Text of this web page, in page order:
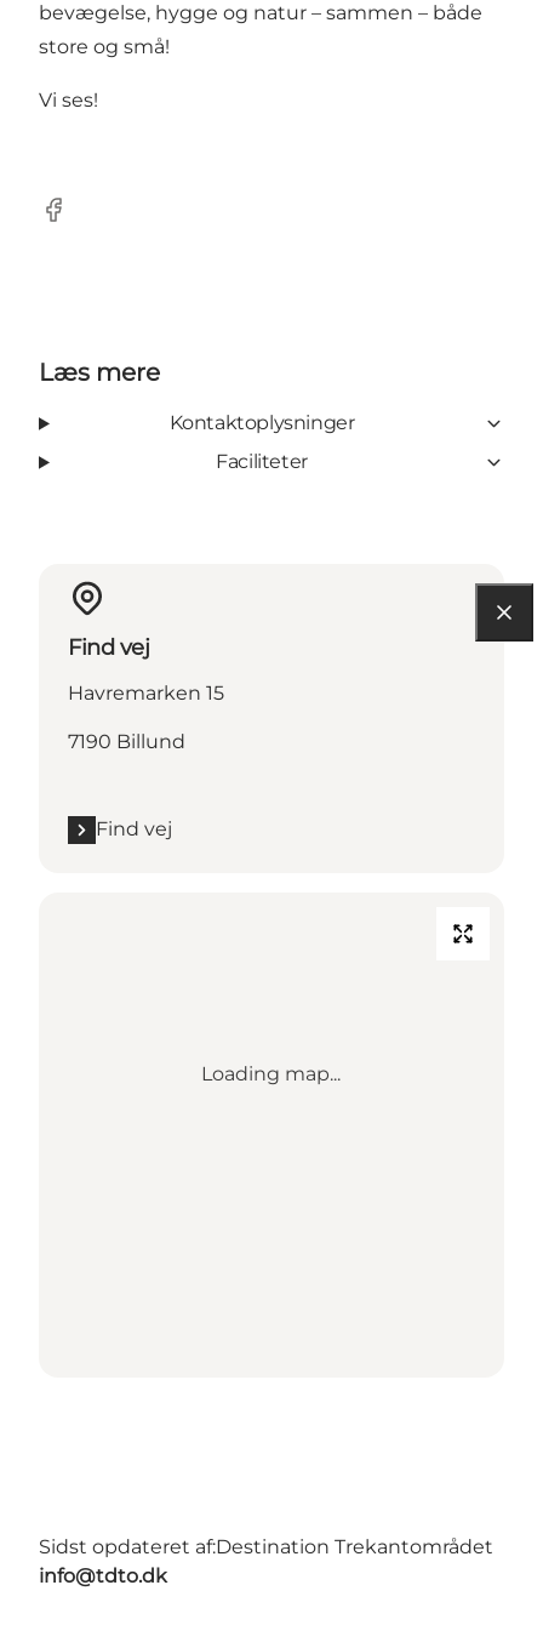
bevægelse, hygge og natur – sammen – både
store og små!
Vi ses!
Facebook
Læs mere
Kontaktoplysninger
Faciliteter
Find vej
Havremarken 15
7190 Billund
Find vej
Loading map...
Sidst opdateret af:Destination Trekantområdet
info@tdto.dk